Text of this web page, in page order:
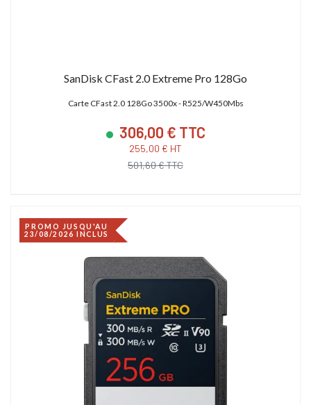
SanDisk CFast 2.0 Extreme Pro 128Go
Carte CFast 2.0 128Go 3500x - R525/W450Mbs
306,00 € TTC
255,00 € HT
501,60 € TTC
PROMO JUSQU'AU
23/08/2026 INCLUS